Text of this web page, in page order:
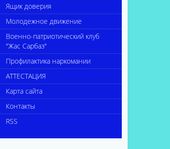
Ящик доверия
Молодежное движение
Военно-патриотический клуб
"Жас Сарбаз"
Профилактика наркомании
АТТЕСТАЦИЯ
Карта сайта
Контакты
RSS